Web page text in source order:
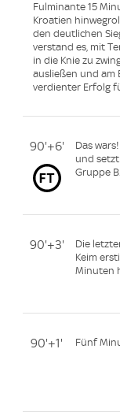
Fulminante 15
Kroatien
den deutlichen
verstand es, mit
in die Knie zu
ausließen und am
verdienter Erfolg
90'+6'
Das
und
Gruppe B.
90'+3'
Die
Keim
Minuten
90'+1' Fünf